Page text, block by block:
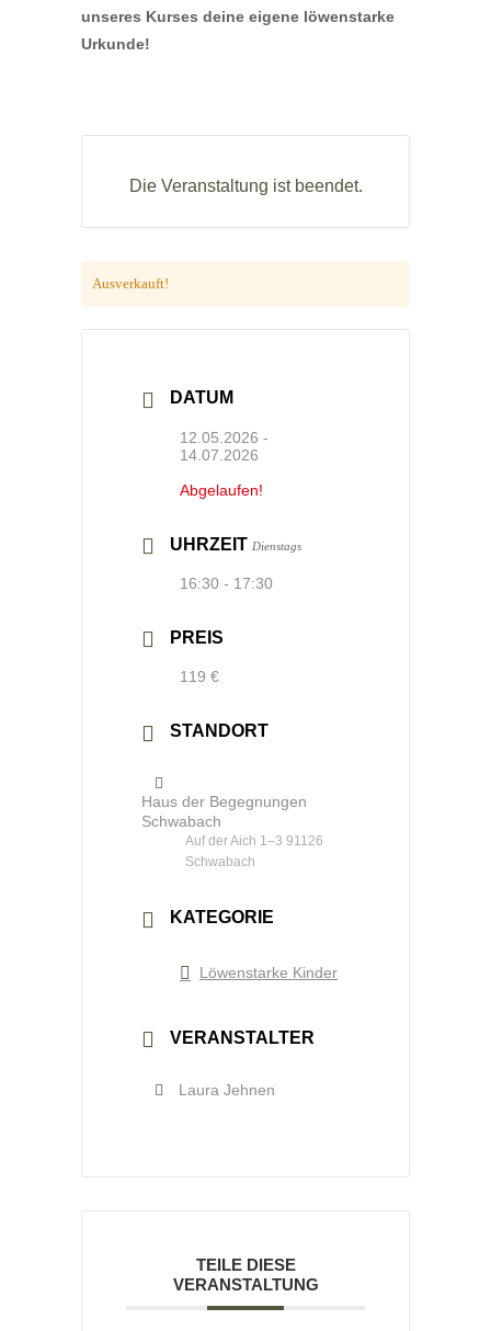
unseres Kurses deine eigene löwenstarke
Urkunde!
Die Veranstaltung ist beendet.
Ausverkauft!
DATUM
12.05.2026 -
14.07.2026
Abgelaufen!
UHRZEIT Dienstags
16:30 - 17:30
PREIS
119 €
STANDORT
Haus der Begegnungen
Schwabach
Auf der Aich 1–3 91126
Schwabach
KATEGORIE
Löwenstarke Kinder
VERANSTALTER
Laura Jehnen
TEILE DIESE
VERANSTALTUNG